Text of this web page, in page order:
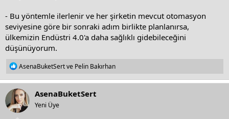
- Bu yöntemle ilerlenir ve her şirketin mevcut otomasyon
seviyesine göre bir sonraki adım birlikte planlanırsa,
ülkemizin Endüstri 4.0'a daha sağlıklı gidebileceğini
düşünüyorum.
R
a
c
t
i
o
AsenaBuketSertve Pelin Bakırhan
AsenaBuketSert
Yeni Üye